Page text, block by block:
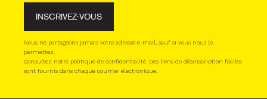
INSCRIVEZ-VOUS
Nous ne partageons jamais votre adresse e-mail, sauf si vous nous le
permettez.
Consultez notre politique de confidentialité. Des liens de désinscription faciles
sont fournis dans chaque courrier électronique.